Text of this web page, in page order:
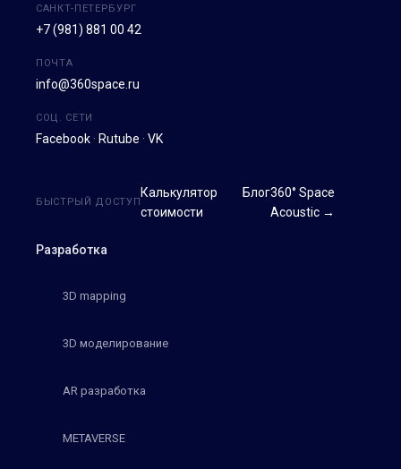
САНКТ-ПЕТЕРБУРГ
+7 (981) 881 00 42
ПОЧТА
info@360space.ru
СОЦ. СЕТИ
Facebook · Rutube · VK
Разработка
3D mapping
3D моделирование
AR разработка
METAVERSE
БЫСТРЫЙ ДОСТУП
Калькулятор
стоимости
Блог360° Space
Acoustic →